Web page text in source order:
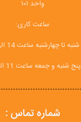
واحد ۱۰۱
ساعت کاری:
شنبه تا چهارشنبه ساعت 14 الی 21
پنج شنبه و جمعه ساعت 11 الی 21
شماره تماس :